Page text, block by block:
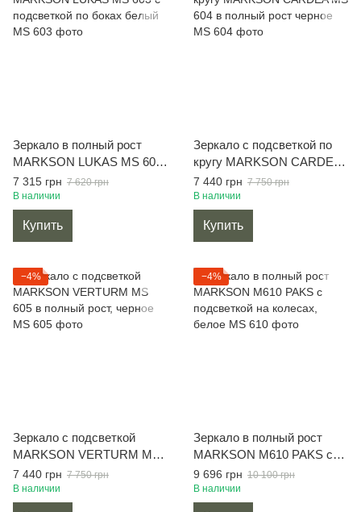
Зеркало в полный рост
MARKSON LUKAS MS 603
с подсветкой по боках
белый
7 315 грн 7 620 грн
В наличии
Купить
Зеркало с подсветкой по
кругу MARKSON CARDEA
MS 604 в полный рост
черное
7 440 грн 7 750 грн
В наличии
Купить
−4%
Зеркало с подсветкой
MARKSON VERTURM MS
605 в полный рост, черное
7 440 грн 7 750 грн
В наличии
−4%
Зеркало в полный рост
MARKSON M610 PAKS с
подсветкой на колесах,
белое
9 696 грн 10 100 грн
В наличии